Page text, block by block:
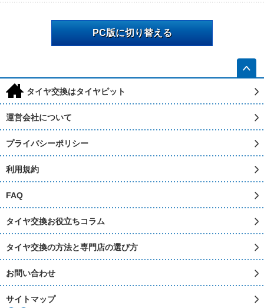
PC版に切り替える
h タイヤ交換はタイヤピット
運営会社について
プライバシーポリシー
利用規約
FAQ
タイヤ交換お役立ちコラム
タイヤ交換の方法と専門店の選び方
お問い合わせ
サイトマップ